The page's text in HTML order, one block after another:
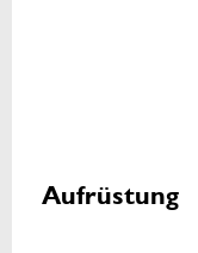
Aufrüstung